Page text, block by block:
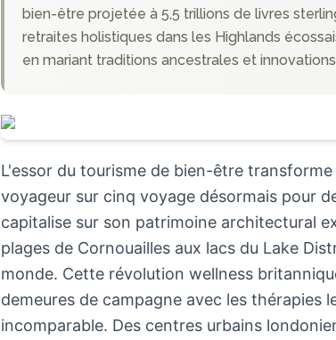
bien-être projetée à 5,5 trillions de livres
retraites holistiques dans les Highlands
en mariant traditions ancestrales et
L'essor du tourisme de bien-être
voyageur sur cinq voyage désormais pour
capitalise sur son patrimoine architectural
plages de Cornouailles aux lacs du Lake
monde. Cette révolution wellness
demeures de campagne avec les thérapies
incomparable. Des centres urbains